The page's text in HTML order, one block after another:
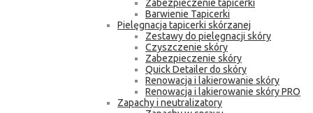
Zabezpieczenie tapicerki
Barwienie Tapicerki
Pielęgnacja tapicerki skórzanej
Zestawy do pielęgnacji skóry
Czyszczenie skóry
Zabezpieczenie skóry
Quick Detailer do skóry
Renowacja i lakierowanie skóry
Renowacja i lakierowanie skóry PRO
Zapachy i neutralizatory